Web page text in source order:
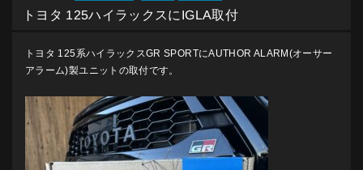
トヨタ 125ハイラックスにIGLA取付
トヨタ 125系ハイラックスGR SPORTにAUTHOR ALARM(オーサー
アラーム)製ユニットの取付です。